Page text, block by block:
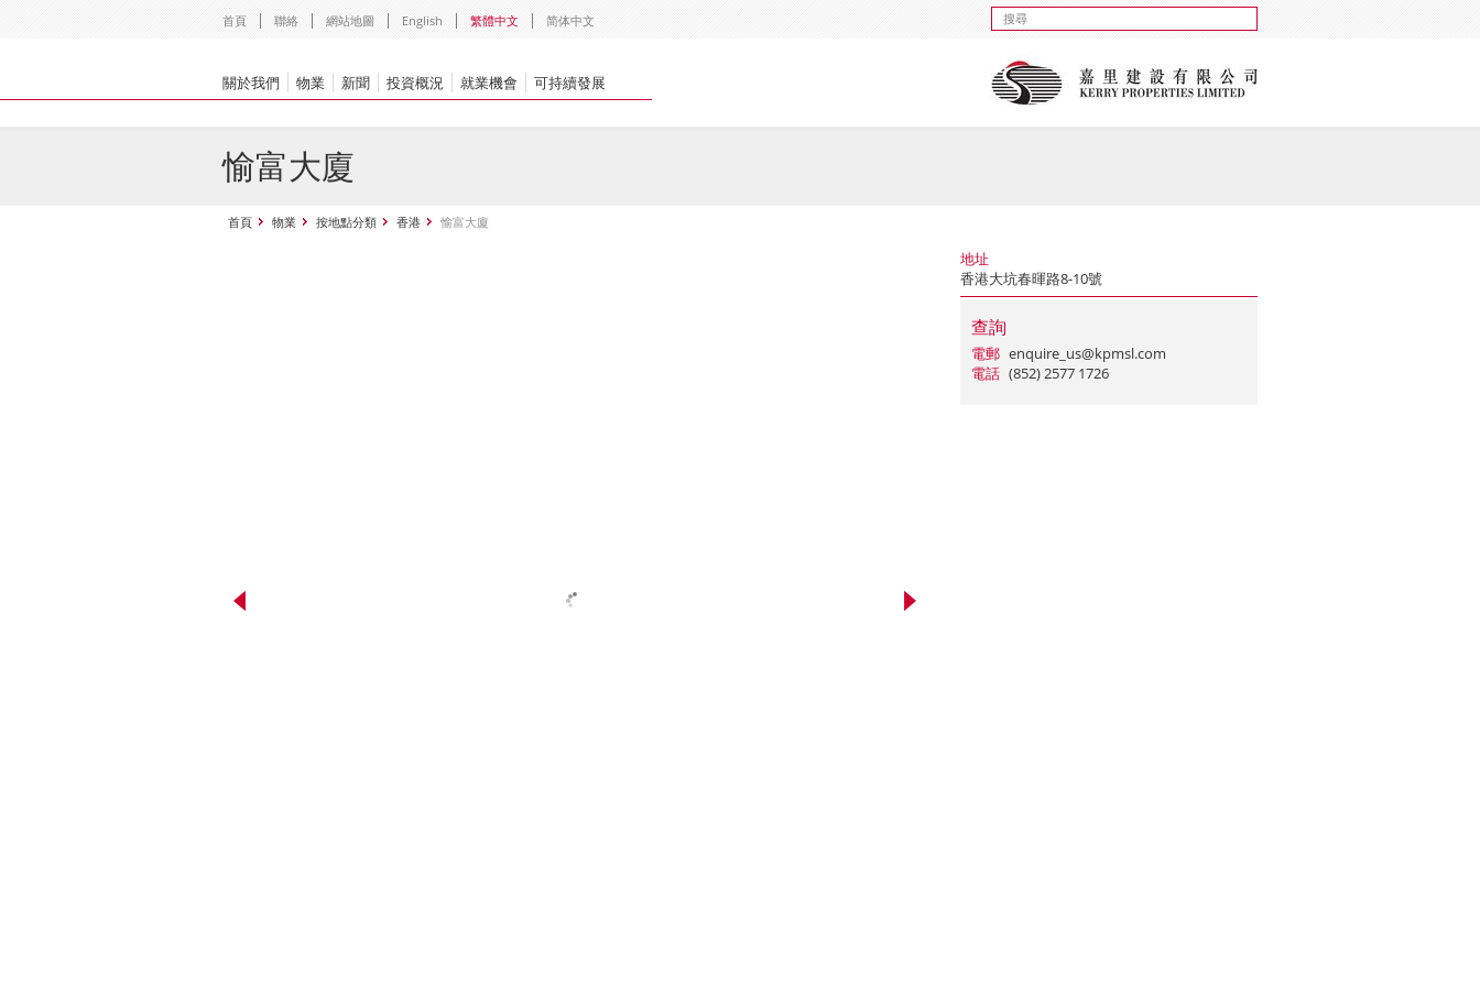
首頁 聯絡 網站地圖 English 繁體中文 简体中文
關於我們 物業 新聞 投資概況 就業機會 可持續發展
愉富大廈
首頁 物業 按地點分類 香港 愉富大廈
地址
香港大坑春暉路8-10號
查詢
電郵 enquire_us@kpmsl.com
電話 (852) 2577 1726